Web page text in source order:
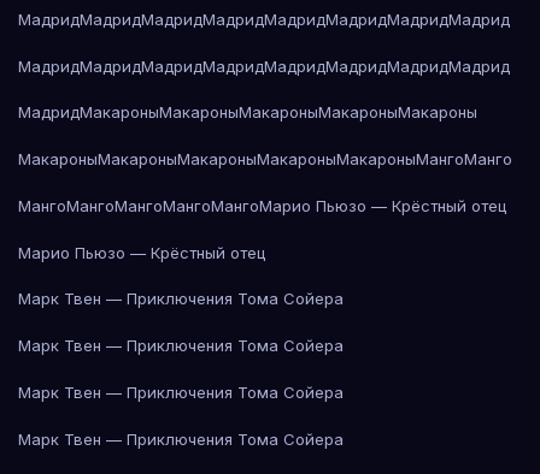
МадридМадридМадридМадридМадридМадридМадридМадрид
МадридМадридМадридМадридМадридМадридМадридМадрид
МадридМакароныМакароныМакароныМакароныМакароны
МакароныМакароныМакароныМакароныМакароныМангоМанго
МангоМангоМангоМангоМангоМарио Пьюзо — Крёстный отец
Марио Пьюзо — Крёстный отец
Марк Твен — Приключения Тома Сойера
Марк Твен — Приключения Тома Сойера
Марк Твен — Приключения Тома Сойера
Марк Твен — Приключения Тома Сойера